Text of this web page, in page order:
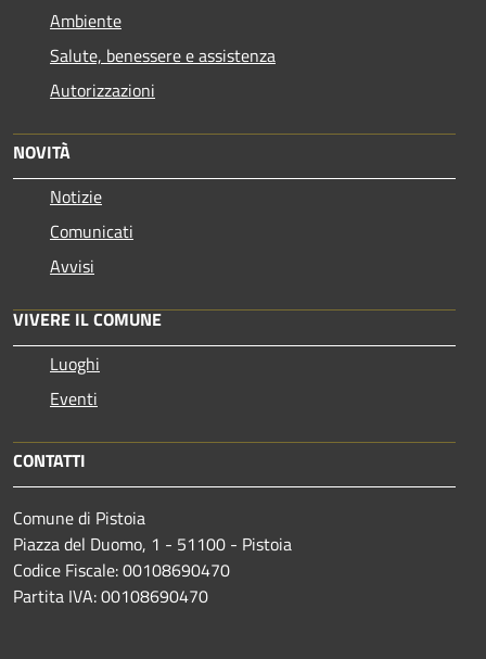
Ambiente
Salute, benessere e assistenza
Autorizzazioni
NOVITÀ
Notizie
Comunicati
Avvisi
VIVERE IL COMUNE
Luoghi
Eventi
CONTATTI
Comune di Pistoia
Piazza del Duomo, 1 - 51100 - Pistoia
Codice Fiscale: 00108690470
Partita IVA: 00108690470